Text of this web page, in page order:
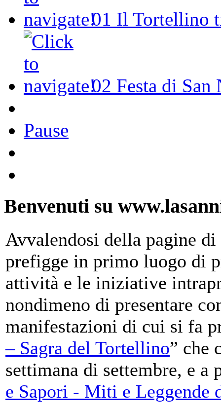
01 Il Tortellino
02 Festa di San
Pause
Benvenuti su
Avvalendosi della pagine
prefigge in primo luogo di
attività e le iniziative
nondimeno di presentare
manifestazioni di cui si fa
– Sagra del Tortellino” che
settimana di settembre, e a
e Sapori - Miti e Leggende